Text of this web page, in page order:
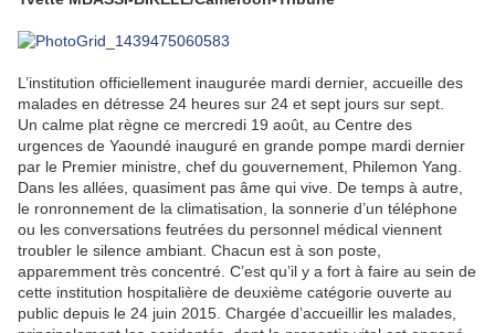
L’institution officiellement inaugurée mardi dernier, accueille des
malades en détresse 24 heures sur 24 et sept jours sur sept.
Un calme plat règne ce mercredi 19 août, au Centre des
urgences de Yaoundé inauguré en grande pompe mardi dernier
par le Premier ministre, chef du gouvernement, Philemon Yang.
Dans les allées, quasiment pas âme qui vive. De temps à autre,
le ronronnement de la climatisation, la sonnerie d’un téléphone
ou les conversations feutrées du personnel médical viennent
troubler le silence ambiant. Chacun est à son poste,
apparemment très concentré. C’est qu’il y a fort à faire au sein de
cette institution hospitalière de deuxième catégorie ouverte au
public depuis le 24 juin 2015. Chargée d’accueillir les malades,